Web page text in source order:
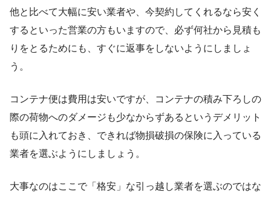
他と比べて大幅に安い業者や、今契約してくれるなら安く
するといった営業の方もいますので、必ず何社から見積も
りをとるためにも、すぐに返事をしないようにしましょ
う。
コンテナ便は費用は安いですが、コンテナの積み下ろしの
際の荷物へのダメージも少なからずあるというデメリット
も頭に入れておき、できれば物損破損の保険に入っている
業者を選ぶようにしましょう。
大事なのはここで「格安」な引っ越し業者を選ぶのではな